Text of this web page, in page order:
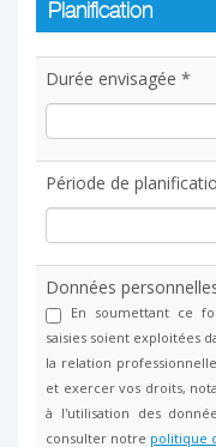
Planification
Durée envisagée *
Période de
Données
En soumettant ce
saisies soient exploitées
la relation
et exercer vos droits,
à l'utilisation des
consulter notre politique